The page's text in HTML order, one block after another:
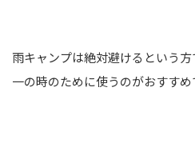
雨キャンプは絶対避けるという
一の時のために使うのがおすすめ